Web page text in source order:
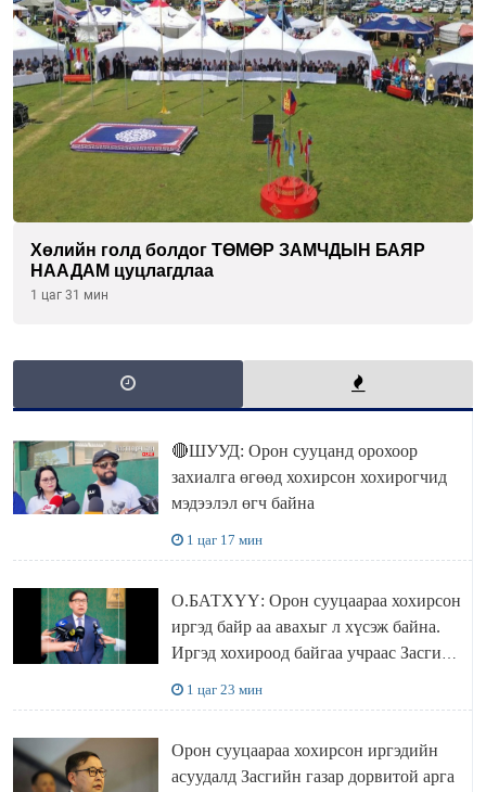
Хөлийн голд болдог ТӨМӨР ЗАМЧДЫН БАЯР
НААДАМ цуцлагдлаа
1 цаг 31 мин
🔴ШУУД: Орон сууцанд орохоор
захиалга өгөөд хохирсон хохирогчид
мэдээлэл өгч байна
1 цаг 17 мин
О.БАТХҮҮ: Орон сууцаараа хохирсон
иргэд байр аа авахыг л хүсэж байна.
Иргэд хохироод байгаа учраас Засгийн
1 цаг 23 мин
Орон сууцаараа хохирсон иргэдийн
асуудалд Засгийн газар дорвитой арга